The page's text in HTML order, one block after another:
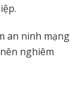
an ninh mạng
nghiêm